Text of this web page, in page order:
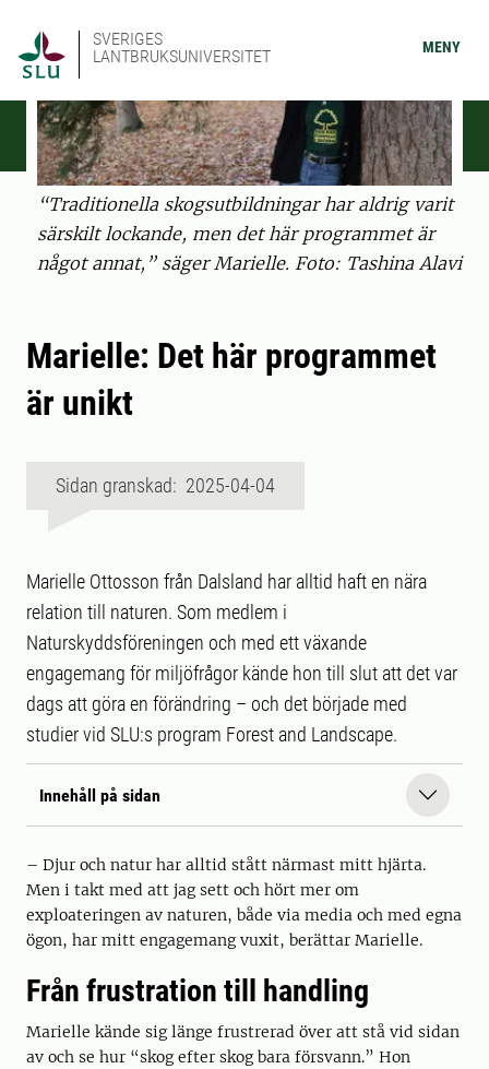
SVERIGES
LANTBRUKSUNIVERSITET
MENY
“Traditionella skogsutbildningar har aldrig varit
särskilt lockande, men det här programmet är
något annat,” säger Marielle. Foto: Tashina Alavi
Marielle: Det här programmet
är unikt
Sidan granskad: 2025-04-04
Marielle Ottosson från Dalsland har alltid haft en nära
relation till naturen. Som medlem i
Naturskyddsföreningen och med ett växande
engagemang för miljöfrågor kände hon till slut att det var
dags att göra en förändring – och det började med
studier vid SLU:s program Forest and Landscape.
Innehåll på sidan
– Djur och natur har alltid stått närmast mitt hjärta.
Men i takt med att jag sett och hört mer om
exploateringen av naturen, både via media och med egna
ögon, har mitt engagemang vuxit, berättar Marielle.
Från frustration till handling
Marielle kände sig länge frustrerad över att stå vid sidan
av och se hur “skog efter skog bara försvann.” Hon